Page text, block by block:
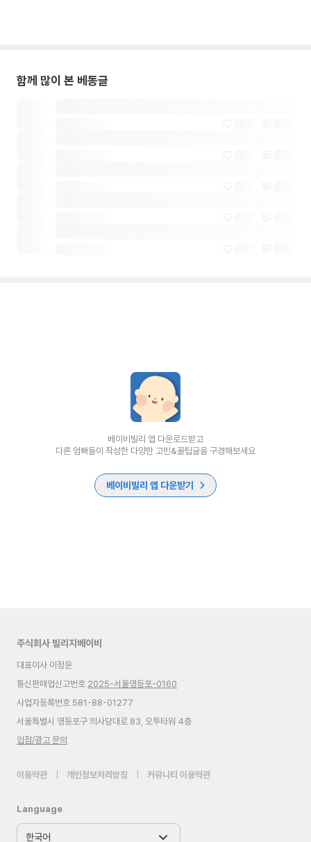
함께 많이 본 베동글
베이비빌리 앱 다운로드받고
다른 엄빠들이 작성한 다양한 고민&꿀팁글을 구경해보세요
베이비빌리 앱 다운받기
주식회사 빌리지베이비
대표이사 이정윤
통신판매업신고번호 2025-서울영등포-0160
사업자등록번호 581-88-01277
서울특별시 영등포구 의사당대로 83, 오투타워 4층
입점/광고 문의
이용약관 개인정보처리방침 커뮤니티 이용약관
Language